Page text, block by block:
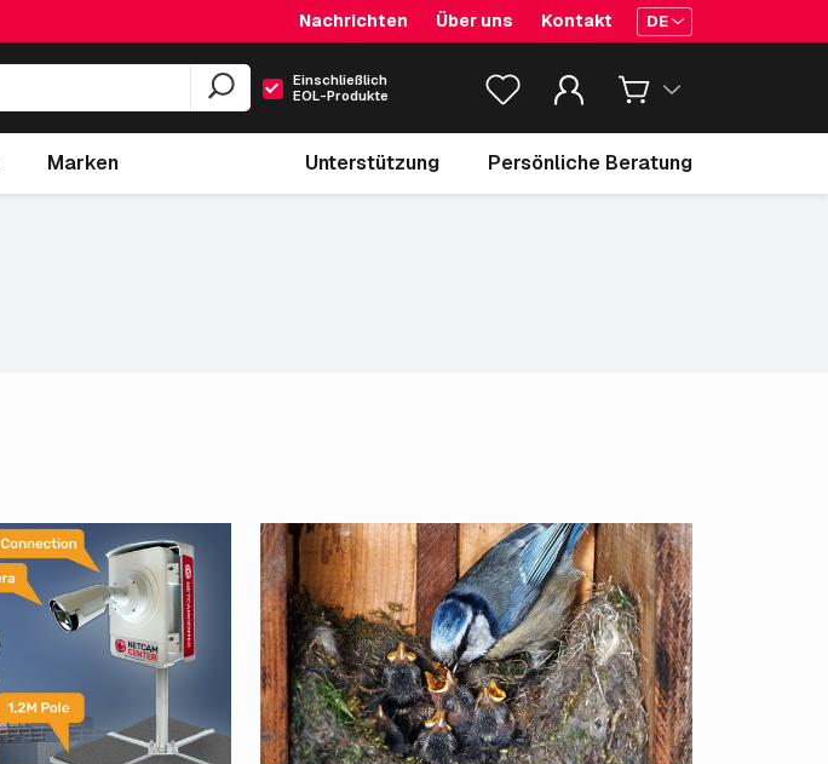
Nachrichten Über uns Kontakt DE
Einschließlich
EOL-Produkte
Marken Unterstützung Persönliche Beratung